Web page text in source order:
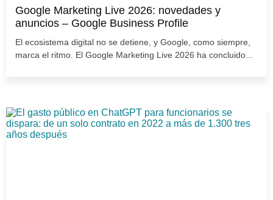
Google Marketing Live 2026: novedades y
anuncios – Google Business Profile
El ecosistema digital no se detiene, y Google, como siempre,
marca el ritmo. El Google Marketing Live 2026 ha concluido...